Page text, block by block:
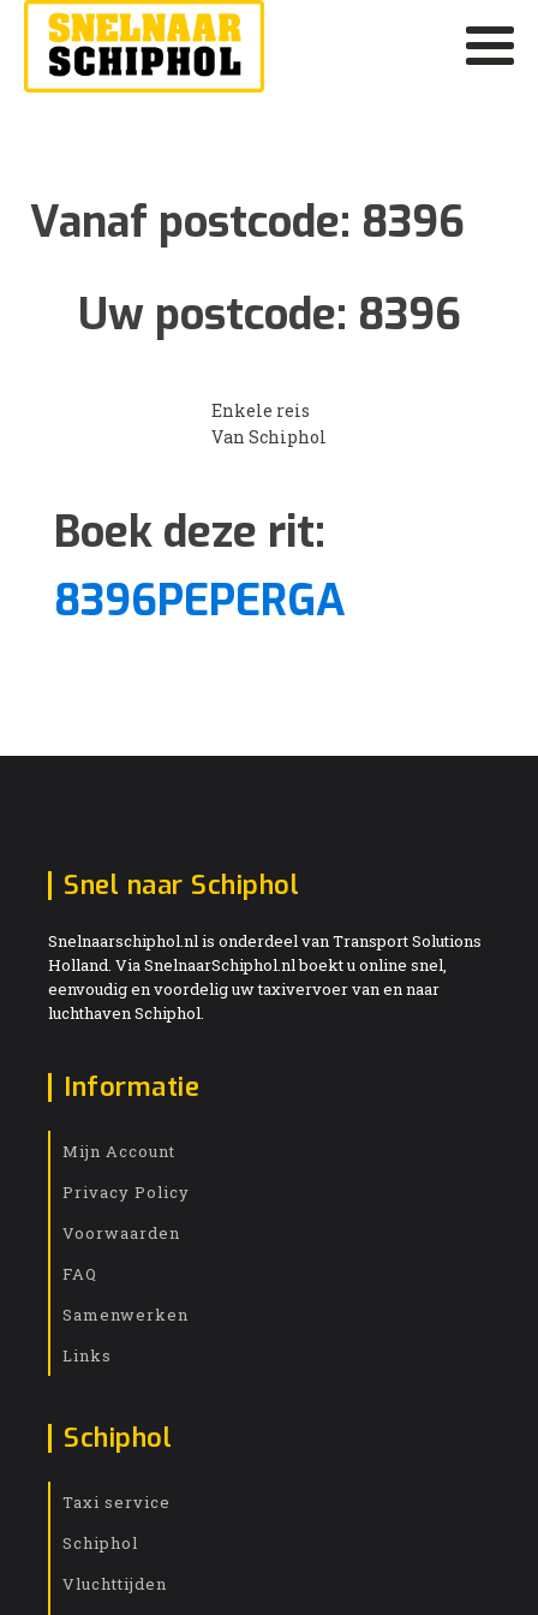
Vanaf postcode: 8396
Uw postcode: 8396
Enkele reis
Van Schiphol
Boek deze rit:
8396PEPERGA
Snel naar Schiphol
Snelnaarschiphol.nl is onderdeel van Transport Solutions
Holland. Via SnelnaarSchiphol.nl boekt u online snel,
eenvoudig en voordelig uw taxivervoer van en naar
luchthaven Schiphol.
Informatie
Mijn Account
Privacy Policy
Voorwaarden
FAQ
Samenwerken
Links
Schiphol
Taxi service
Schiphol
Vluchttijden